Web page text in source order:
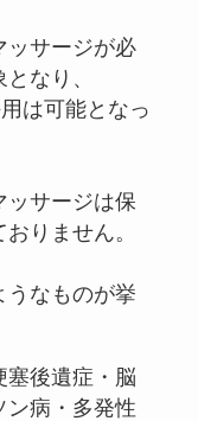
ッサージが必
なり、
は可能となっ
ッサージは保
りません。
うなものが挙
塞後遺症・脳
ン病・多発性